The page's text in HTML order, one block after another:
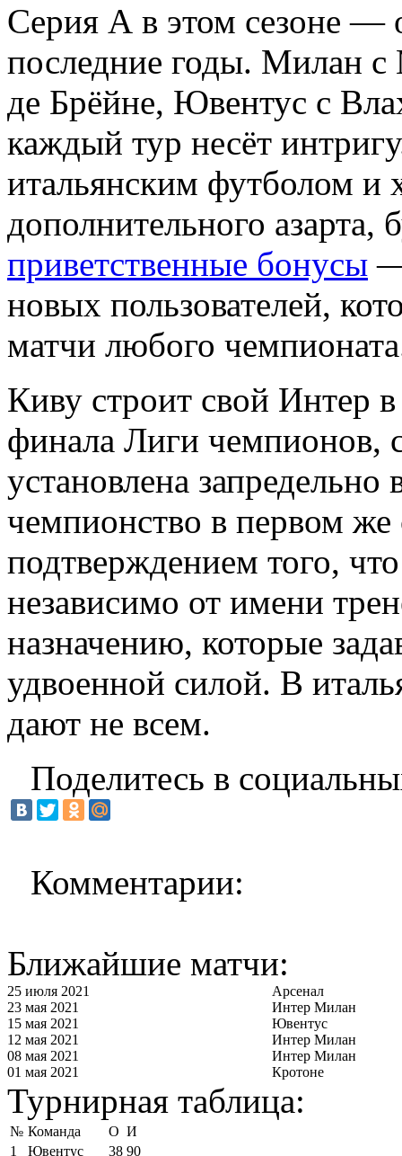
Серия А в этом сезоне —
последние годы. Милан
де Брёйне, Ювентус с
каждый тур несёт
итальянским футболом и
дополнительного азарта,
приветственные бонусы —
новых пользователей,
матчи любого
Киву строит свой Интер
финала Лиги чемпионов,
установлена
чемпионство в первом же
подтверждением того,
независимо от имени
назначению, которые
удвоенной силой. В
дают не всем.
Поделитесь в
Комментарии:
Ближайшие матчи:
25 июля 2021
Арсенал
23 мая 2021
Интер Милан
15 мая 2021
Ювентус
12 мая 2021
Интер Милан
08 мая 2021
Интер Милан
01 мая 2021
Кротоне
Турнирная таблица:
№ Команда О И
1
Ювентус 38 90